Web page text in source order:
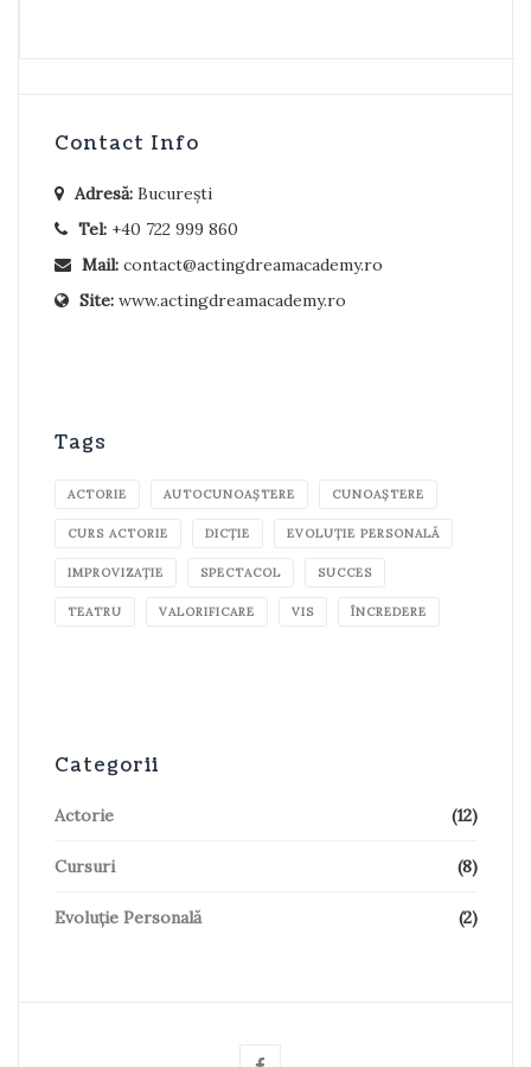
Contact Info
Adresă: București
Tel: +40 722 999 860
Mail: contact@actingdreamacademy.ro
Site: www.actingdreamacademy.ro
Tags
ACTORIE AUTOCUNOAȘTERE CUNOAȘTERE
CURS ACTORIE DICȚIE EVOLUȚIE PERSONALĂ
IMPROVIZAȚIE SPECTACOL SUCCES
TEATRU VALORIFICARE VIS ÎNCREDERE
Categorii
Actorie (12)
Cursuri (8)
Evoluție Personală (2)